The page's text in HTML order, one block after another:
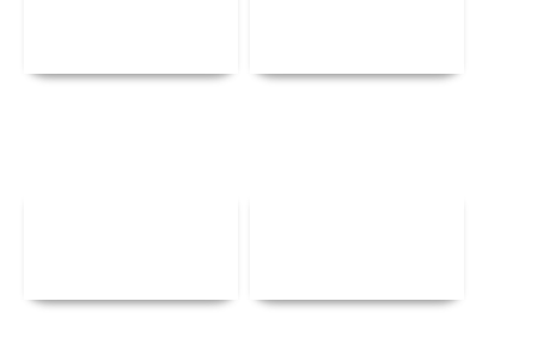
Αναλυτικά Αναλυτικά
Αναλυτικά Αναλυτικά